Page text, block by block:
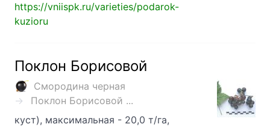
https://vniispk.ru/varieties/podarok-
kuzioru
Поклон Борисовой
Смородина черная
Поклон Борисовой ...
куст), максимальная - 20,0 т/га,